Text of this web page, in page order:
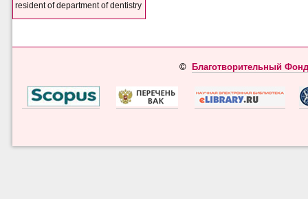
resident of department of dentistry
© Благотворительный